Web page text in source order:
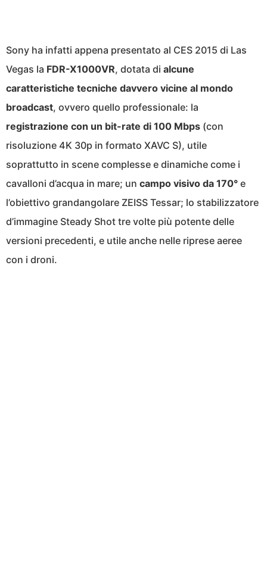
Sony ha infatti appena presentato al CES 2015 di Las
Vegas la FDR-X1000VR, dotata di alcune
caratteristiche tecniche davvero vicine al mondo
broadcast, ovvero quello professionale: la
registrazione con un bit-rate di 100 Mbps (con
risoluzione 4K 30p in formato XAVC S), utile
soprattutto in scene complesse e dinamiche come i
cavalloni d’acqua in mare; un campo visivo da 170° e
l’obiettivo grandangolare ZEISS Tessar; lo stabilizzatore
d’immagine Steady Shot tre volte più potente delle
versioni precedenti, e utile anche nelle riprese aeree
con i droni.